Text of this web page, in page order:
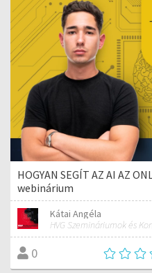
HOGYAN SEGÍT AZ AI AZ
webinárium
Kátai Angéla
HVG Szemináriumok és
0